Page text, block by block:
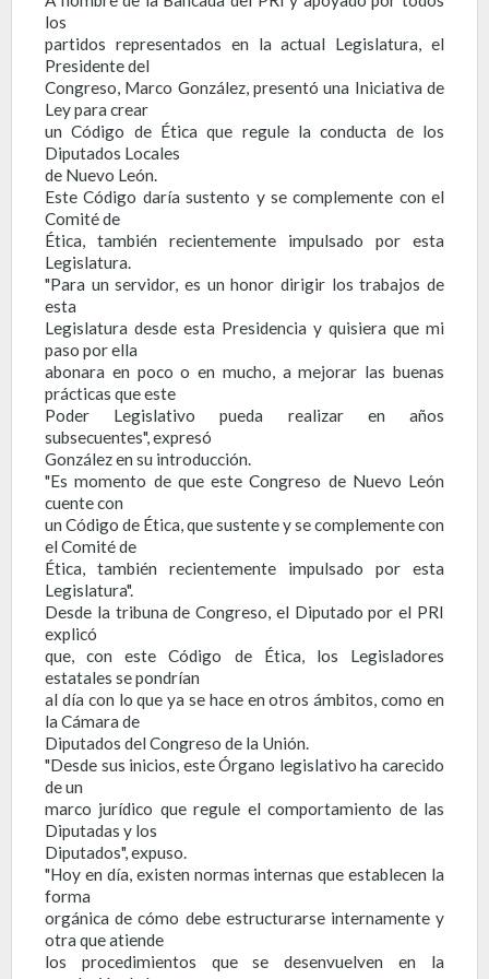
los
partidos representados en la actual Legislatura, el
Presidente del
Congreso, Marco González, presentó una Iniciativa de
Ley para crear
un Código de Ética que regule la conducta de los
Diputados Locales
de Nuevo León.
Este Código daría sustento y se complemente con el
Comité de
Ética, también recientemente impulsado por esta
Legislatura.
"Para un servidor, es un honor dirigir los trabajos de
esta
Legislatura desde esta Presidencia y quisiera que mi
paso por ella
abonara en poco o en mucho, a mejorar las buenas
prácticas que este
Poder Legislativo pueda realizar en años
subsecuentes", expresó
González en su introducción.
"Es momento de que este Congreso de Nuevo León
cuente con
un Código de Ética, que sustente y se complemente con
el Comité de
Ética, también recientemente impulsado por esta
Legislatura".
Desde la tribuna de Congreso, el Diputado por el PRI
explicó
que, con este Código de Ética, los Legisladores
estatales se pondrían
al día con lo que ya se hace en otros ámbitos, como en
la Cámara de
Diputados del Congreso de la Unión.
"Desde sus inicios, este Órgano legislativo ha carecido
de un
marco jurídico que regule el comportamiento de las
Diputadas y los
Diputados", expuso.
"Hoy en día, existen normas internas que establecen la
forma
orgánica de cómo debe estructurarse internamente y
otra que atiende
los procedimientos que se desenvuelven en la